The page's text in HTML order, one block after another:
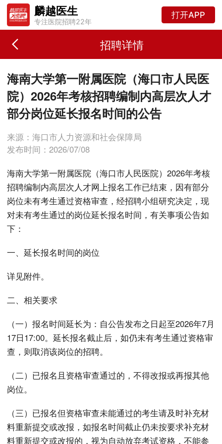
麟越医生
专注医院招聘22年
打开APP
招聘详情
海南大学第一附属医院（海口市人民医
院）2026年考核招聘编制内高层次人才
部分岗位延长报名时间的公告
来源：海口市人力资源和社会保障局
发布时间：2026/07/08
海南大学第一附属医院（海口市人民医院）2026年考核
招聘编制内高层次人才网上报名工作已结束，因有部分
岗位未有考生通过资格审查，经招聘小组研究决定，现
对未有考生通过的岗位延长报名时间，有关事项公告如
下：
一、延长报名时间的岗位
详见附件。
二、相关要求
（一）报名时间延长为：自公告发布之日起至2026年7月
17日17:00。延长报名截止后，如仍未有考生通过资格审
查，则取消该岗位的招聘。
（二）已报名且资格审查通过的，不得改报或再报其他
岗位。
（三）已报名但资格审查未能通过的考生请及时补充材
料重新提交或改报，如报名时间截止仍未按要求补充材
料重新提交或改报的，视为自动放弃考试资格，不能参